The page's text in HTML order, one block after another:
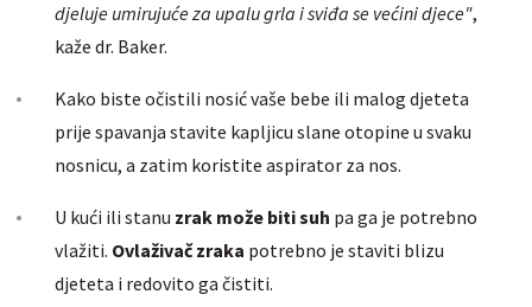
djeluje umirujuće za upalu grla i sviđa se većini djece",
kaže dr. Baker.
Kako biste očistili nosić vaše bebe ili malog djeteta
prije spavanja stavite kapljicu slane otopine u svaku
nosnicu, a zatim koristite aspirator za nos.
U kući ili stanu zrak može biti suh pa ga je potrebno
vlažiti. Ovlaživač zraka potrebno je staviti blizu
djeteta i redovito ga čistiti.